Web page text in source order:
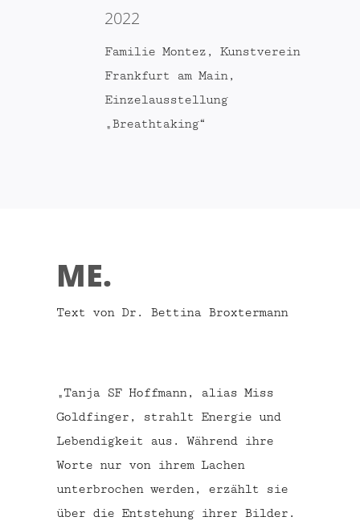
2022
Familie Montez, Kunstverein
Frankfurt am Main,
Einzelausstellung
„Breathtaking“
ME.
Text von Dr. Bettina Broxtermann
„Tanja SF Hoffmann, alias Miss
Goldfinger, strahlt Energie und
Lebendigkeit aus. Während ihre
Worte nur von ihrem Lachen
unterbrochen werden, erzählt sie
über die Entstehung ihrer Bilder.